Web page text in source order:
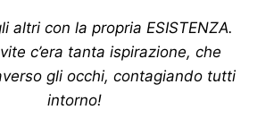
altri con la propria ESISTENZA.
c’era tanta ispirazione, che
gli occhi, contagiando tutti
intorno!